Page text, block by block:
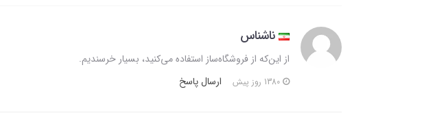
ناشناس
از این‌که از فروشگاه‌ساز استفاده می‌کنید، بسیار خرسندیم.
ارسال پاسخ